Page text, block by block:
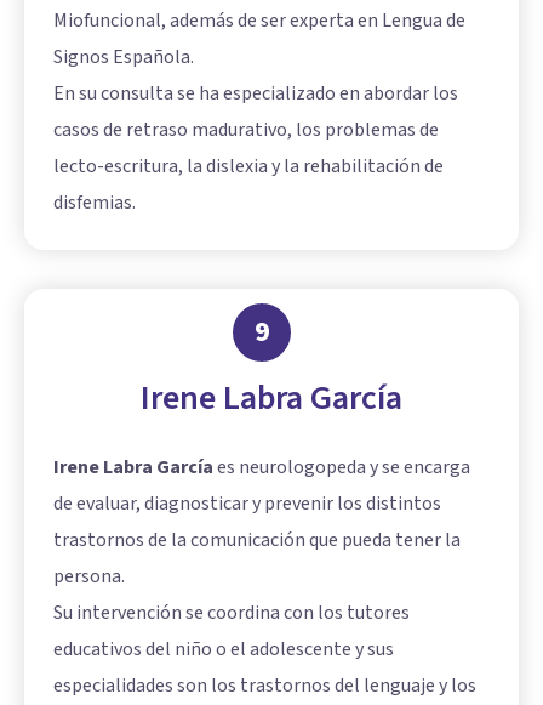
Miofuncional, además de ser experta en Lengua de
Signos Española.
En su consulta se ha especializado en abordar los
casos de retraso madurativo, los problemas de
lecto-escritura, la dislexia y la rehabilitación de
disfemias.
9
Irene Labra García
Irene Labra Garcíaes neurologopeda y se encarga
de evaluar, diagnosticar y prevenir los distintos
trastornos de la comunicación que pueda tener la
persona.
Su intervención se coordina con los tutores
educativos del niño o el adolescente y sus
especialidades son los trastornos del lenguaje y los